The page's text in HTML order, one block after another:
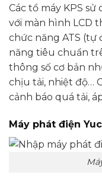
Các tổ máy KPS
với màn hình LCD
chức năng ATS
năng tiêu chuẩn
thông số cơ bản
chịu tải, nhiệt độ…
cảnh báo quá tải,
Máy phát điện